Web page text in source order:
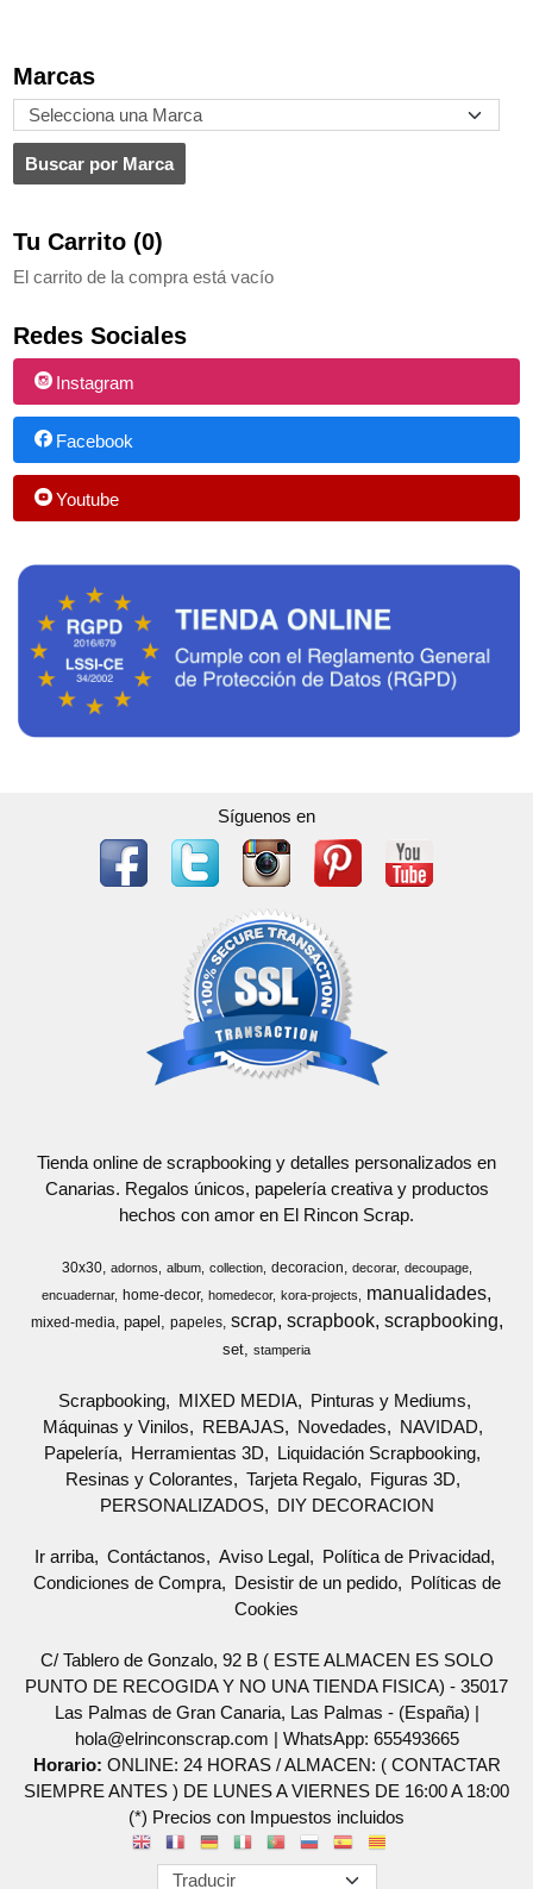
Marcas
Tu Carrito (0)
El carrito de la compra está vacío
Redes Sociales
Instagram
Facebook
Youtube
Síguenos en
Tienda online de scrapbooking y detalles personalizados en
Canarias. Regalos únicos, papelería creativa y productos
hechos con amor en El Rincon Scrap.
30x30 adornos album collection decoracion decorar
decoupage
encuadernar
home-decor homedecor kora-projects manualidades
mixed-media papel papeles scrap scrapbook scrapbooking
set stamperia
Scrapbooking MIXED MEDIA
Pinturas y Mediums
Máquinas y Vinilos
REBAJAS Novedades
NAVIDAD
Papelería
Herramientas 3D
Liquidación Scrapbooking
Resinas y Colorantes
Tarjeta Regalo
Figuras 3D
PERSONALIZADOS
DIY DECORACION
Ir arriba Contáctanos Aviso Legal
Política de Privacidad
Condiciones de Compra
Desistir de un pedido
Políticas de
Cookies
C/ Tablero de Gonzalo, 92 B ( ESTE ALMACEN ES SOLO
PUNTO DE RECOGIDA Y NO UNA TIENDA FISICA) - 35017
Las Palmas de Gran Canaria, Las Palmas - (España) |
hola@elrinconscrap.com | WhatsApp: 655493665
Horario: ONLINE: 24 HORAS / ALMACEN: ( CONTACTAR
SIEMPRE ANTES ) DE LUNES A VIERNES DE 16:00 A 18:00
(*) Precios con Impuestos incluidos